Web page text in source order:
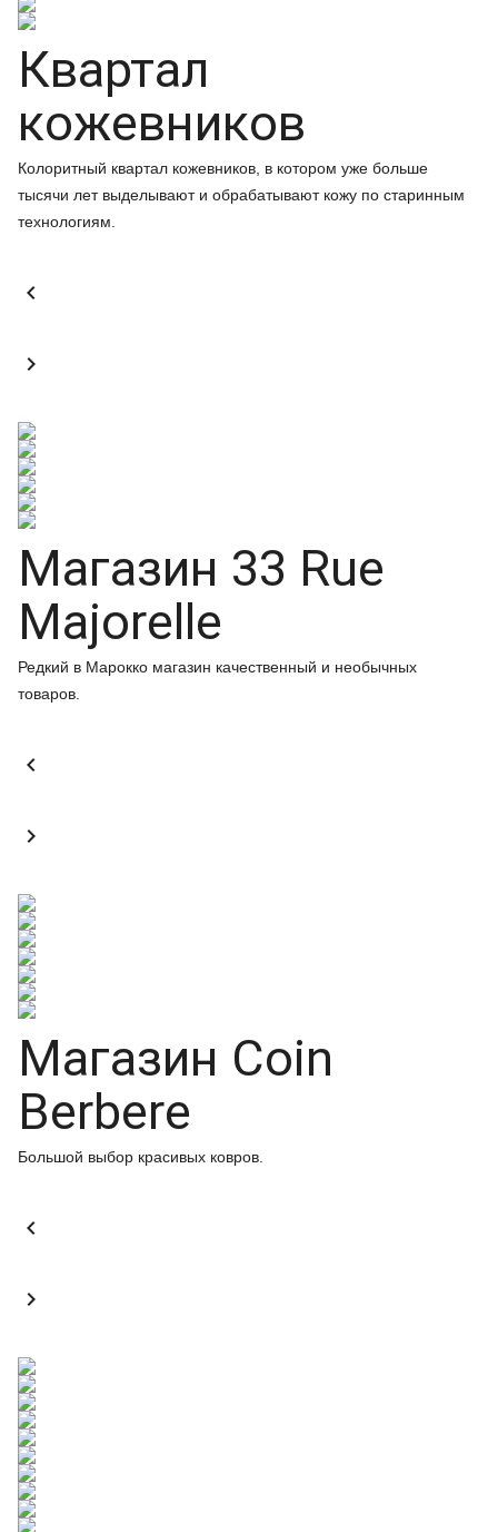
Квартал
кожевников
Колоритный квартал кожевников, в котором уже больше
тысячи лет выделывают и обрабатывают кожу по старинным
технологиям.


Магазин 33 Rue
Majorelle
Редкий в Марокко магазин качественный и необычных
товаров.


Магазин Coin
Berbere
Большой выбор красивых ковров.

